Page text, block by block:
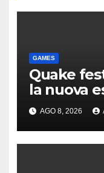
GAMES
Quake
la nuova
Dawn of
AGO 8, 2026